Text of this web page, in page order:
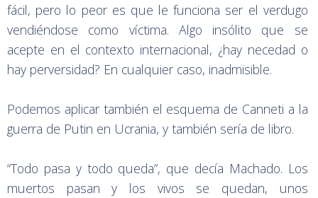
fácil, pero lo peor es que le funciona ser el verdugo
vendiéndose como víctima. Algo insólito que se
acepte en el contexto internacional, ¿hay necedad o
hay perversidad? En cualquier caso, inadmisible.
Podemos aplicar también el esquema de Canneti a la
guerra de Putin en Ucrania, y también sería de libro.
“Todo pasa y todo queda”, que decía Machado. Los
muertos pasan y los vivos se quedan, unos